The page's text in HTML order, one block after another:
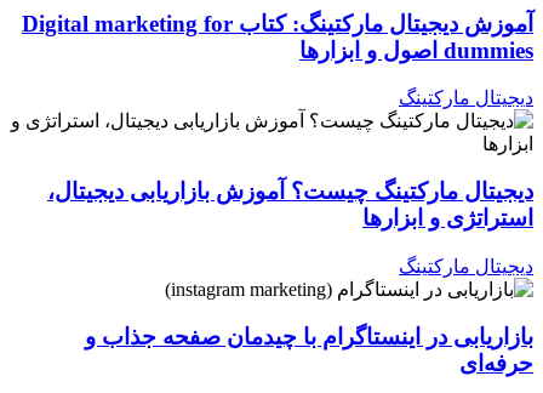
آموزش دیجیتال مارکتینگ: کتاب Digital marketing for
dummies اصول و ابزارها
دیجیتال مارکتینگ
دیجیتال مارکتینگ چیست؟ آموزش بازاریابی دیجیتال،
استراتژی و ابزارها
دیجیتال مارکتینگ
بازاریابی در اینستاگرام با چیدمان صفحه جذاب و
حرفه‌ای